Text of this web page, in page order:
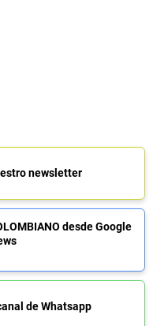
newsletter
desde Google
de Whatsapp